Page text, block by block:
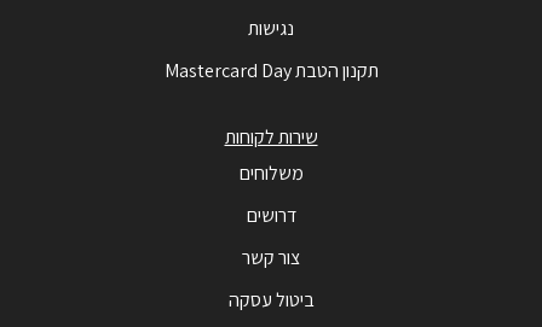
נגישות
תקנון הטבת Mastercard Day
שירות לקוחות
משלוחים
דרושים
צור קשר
ביטול עסקה